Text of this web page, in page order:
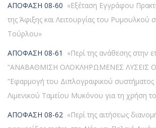
ΑΠΟΦΑΣΗ 08-60 «Εξέταση Εγγράφου
της Άφιξης και Λειτουργίας του Ρυμουλκού
Τούρλου»
ΑΠΟΦΑΣΗ 08-61
«Περί της ανάθεσης στην
“ΑΝΑΒΑΘΜΙΣΗ ΟΛΟΚΛΗΡΩΜΕΝΕΣ ΛΥΣΕΙΣ
”Εφαρμογή του Διπλογραφικού συστήματος
Λιμενικού Ταμείου Μυκόνου για τη χρήση
ΑΠΟΦΑΣΗ 08-62 «Περί της αιτήσεως